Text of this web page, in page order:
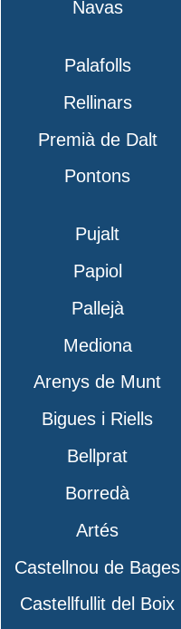
Navas
Palafolls
Rellinars
Premià de Dalt
Pontons
Pujalt
Papiol
Pallejà
Mediona
Arenys de Munt
Bigues i Riells
Bellprat
Borredà
Artés
Castellnou de Bages
Castellfullit del Boix